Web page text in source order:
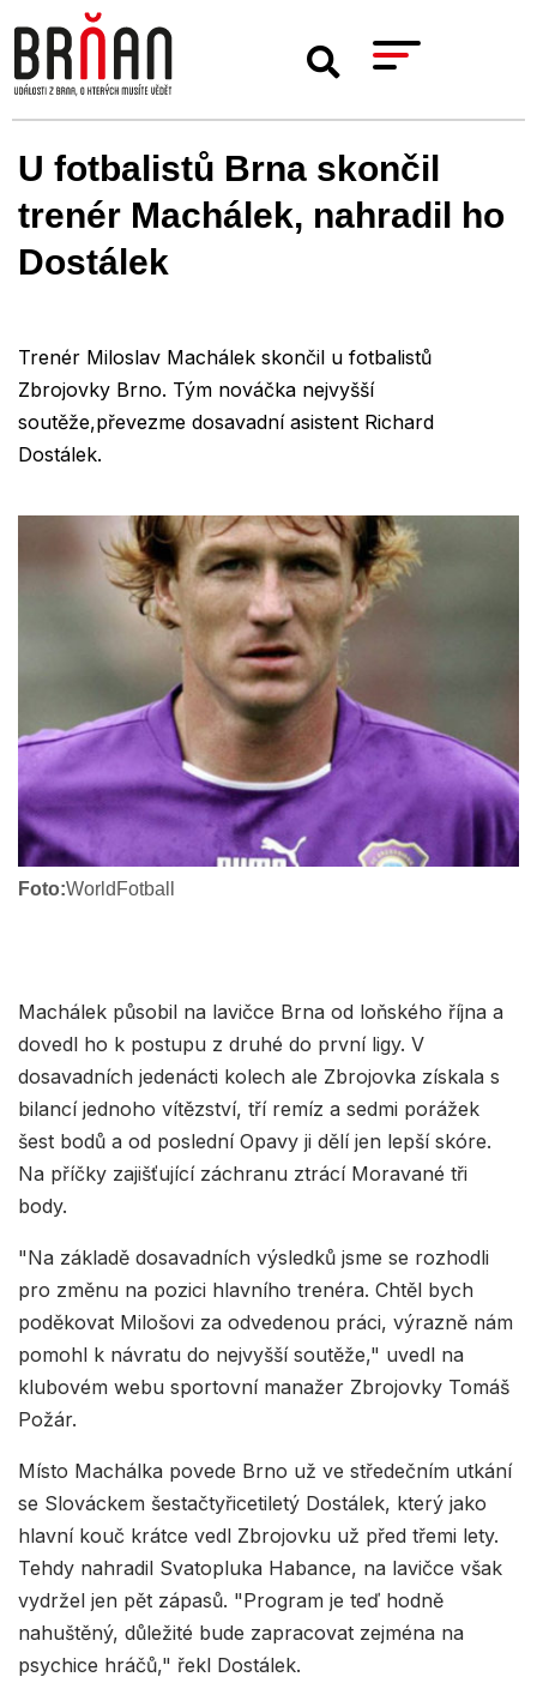
U fotbalistů Brna skončil
trenér Machálek, nahradil ho
Dostálek
Trenér Miloslav Machálek skončil u fotbalistů
Zbrojovky Brno. Tým nováčka nejvyšší
soutěže,převezme dosavadní asistent Richard
Dostálek.
Foto:WorldFotball
Machálek působil na lavičce Brna od loňského října a
dovedl ho k postupu z druhé do první ligy. V
dosavadních jedenácti kolech ale Zbrojovka získala s
bilancí jednoho vítězství, tří remíz a sedmi porážek
šest bodů a od poslední Opavy ji dělí jen lepší skóre.
Na příčky zajišťující záchranu ztrácí Moravané tři
body.
"Na základě dosavadních výsledků jsme se rozhodli
pro změnu na pozici hlavního trenéra. Chtěl bych
poděkovat Milošovi za odvedenou práci, výrazně nám
pomohl k návratu do nejvyšší soutěže," uvedl na
klubovém webu sportovní manažer Zbrojovky Tomáš
Požár.
Místo Machálka povede Brno už ve středečním utkání
se Slováckem šestačtyřicetiletý Dostálek, který jako
hlavní kouč krátce vedl Zbrojovku už před třemi lety.
Tehdy nahradil Svatopluka Habance, na lavičce však
vydržel jen pět zápasů. "Program je teď hodně
nahuštěný, důležité bude zapracovat zejména na
psychice hráčů," řekl Dostálek.